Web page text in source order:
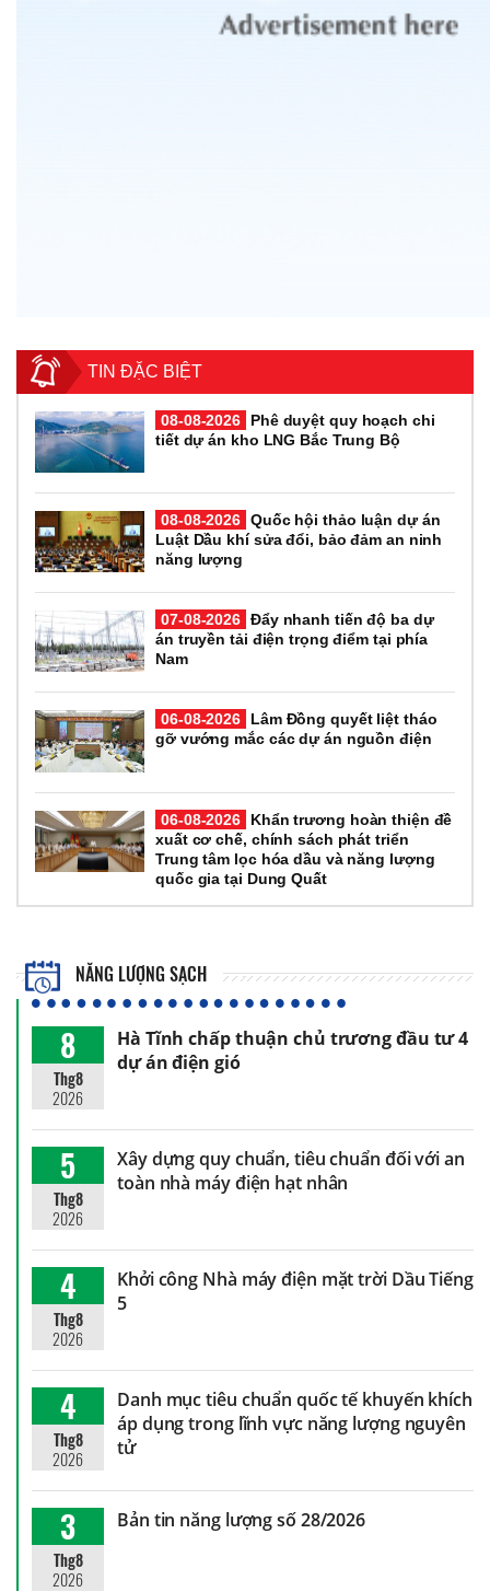
TIN ĐẶC BIỆT
08-08-2026
Phê duyệt quy hoạch chi
tiết dự án kho LNG Bắc Trung Bộ
08-08-2026 Quốc hội thảo luận dự án
Luật Dầu khí sửa đổi, bảo đảm an ninh
năng lượng
07-08-2026 Đẩy nhanh tiến độ ba dự
án truyền tải điện trọng điểm tại phía
Nam
06-08-2026
Lâm Đồng quyết liệt tháo
gỡ vướng mắc các dự án nguồn điện
06-08-2026
Khẩn trương hoàn thiện đề
xuất cơ chế, chính sách phát triển
Trung tâm lọc hóa dầu và năng lượng
quốc gia tại Dung Quất
NĂNG LƯỢNG SẠCH
8
Thg8
2026
Hà Tĩnh chấp thuận chủ trương đầu tư 4
dự án điện gió
5
Thg8
2026
Xây dựng quy chuẩn, tiêu chuẩn đối với an
toàn nhà máy điện hạt nhân
4
Thg8
2026
Khởi công Nhà máy điện mặt trời Dầu Tiếng
5
4
Thg8
2026
Danh mục tiêu chuẩn quốc tế khuyến khích
áp dụng trong lĩnh vực năng lượng nguyên
tử
3
Thg8
2026
Bản tin năng lượng số 28/2026